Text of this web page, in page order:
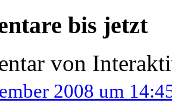
bis jetzt
von
2008 um